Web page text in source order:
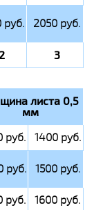
руб. 2050 руб.
3
листа 0,5
мм
руб.
1400 руб.
руб. 1500 руб.
руб.
1600 руб.